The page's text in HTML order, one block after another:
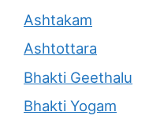
Ashtakam
Ashtottara
Bhakti Geethalu
Bhakti Yogam